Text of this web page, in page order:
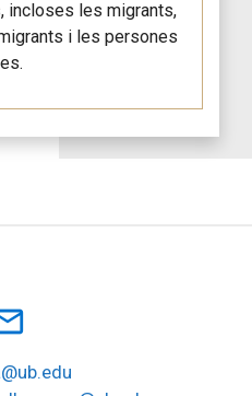
incloses les migrants,
i les persones